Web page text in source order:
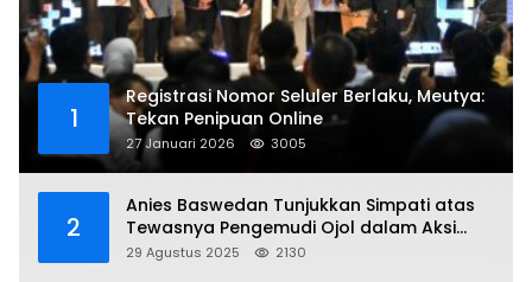
1
Registrasi Nomor Seluler Berlaku, Meutya:
Tekan Penipuan Online
27 Januari 2026 3005
2
Anies Baswedan Tunjukkan Simpati atas
Tewasnya Pengemudi Ojol dalam Aksi
Demo
29 Agustus 2025 2130